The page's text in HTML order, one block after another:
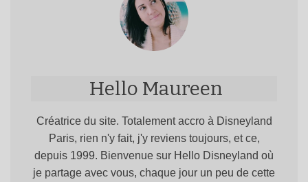
Hello Maureen
Créatrice du site. Totalement accro à Disneyland
Paris, rien n'y fait, j'y reviens toujours, et ce,
depuis 1999. Bienvenue sur Hello Disneyland où
je partage avec vous, chaque jour un peu de cette